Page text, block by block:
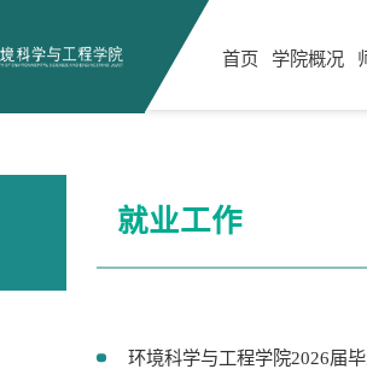
首页 学院概况
就业工作
环境科学与工程学院2026届